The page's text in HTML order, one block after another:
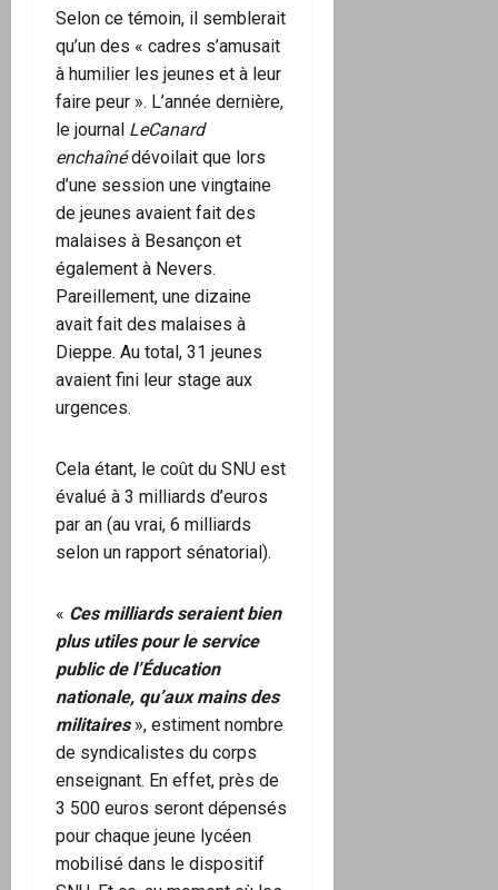
Selon ce témoin, il semblerait
qu’un des « cadres s’amusait
à humilier les jeunes et à leur
faire peur ». L’année dernière,
le journal LeCanard
enchaînédévoilait que lors
d’une session une vingtaine
de jeunes avaient fait des
malaises à Besançon et
également à Nevers.
Pareillement, une dizaine
avait fait des malaises à
Dieppe. Au total, 31 jeunes
avaient fini leur stage aux
urgences.
Cela étant, le coût du SNU est
évalué à 3 milliards d’euros
par an (au vrai, 6 milliards
selon un rapport sénatorial).
« Ces milliards seraient bien
plus utiles pour le service
public de l’Éducation
nationale, qu’aux mains des
militaires», estiment nombre
de syndicalistes du corps
enseignant. En effet, près de
3 500 euros seront dépensés
pour chaque jeune lycéen
mobilisé dans le dispositif